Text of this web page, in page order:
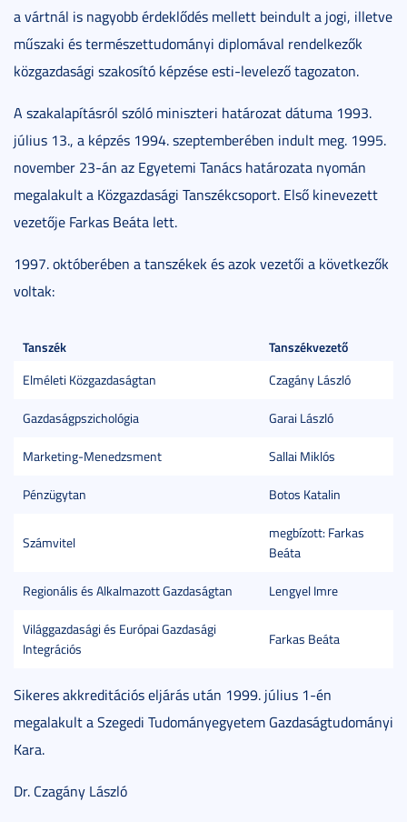
a vártnál is nagyobb érdeklődés mellett beindult a jogi, illetve
műszaki és természettudományi diplomával rendelkezők
közgazdasági szakosító képzése esti-levelező tagozaton.
A szakalapításról szóló miniszteri határozat dátuma 1993.
július 13., a képzés 1994. szeptemberében indult meg. 1995.
november 23-án az Egyetemi Tanács határozata nyomán
megalakult a Közgazdasági Tanszékcsoport. Első kinevezett
vezetője Farkas Beáta lett.
1997. októberében a tanszékek és azok vezetői a következők
voltak:
Tanszék
Tanszékvezető
Elméleti Közgazdaságtan
Czagány László
Gazdaságpszichológia Garai László
Marketing-Menedzsment Sallai Miklós
Pénzügytan Botos Katalin
Számvitel
megbízott: Farkas
Beáta
Regionális és Alkalmazott Gazdaságtan Lengyel Imre
Világgazdasági és Európai Gazdasági
Integrációs
Farkas Beáta
Sikeres akkreditációs eljárás után 1999. július 1-én
megalakult a Szegedi Tudományegyetem Gazdaságtudományi
Kara.
Dr. Czagány László